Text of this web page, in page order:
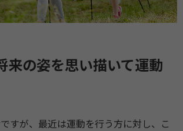
来の姿を思い描いて運動
すが、最近は運動を行う方に対し、こ